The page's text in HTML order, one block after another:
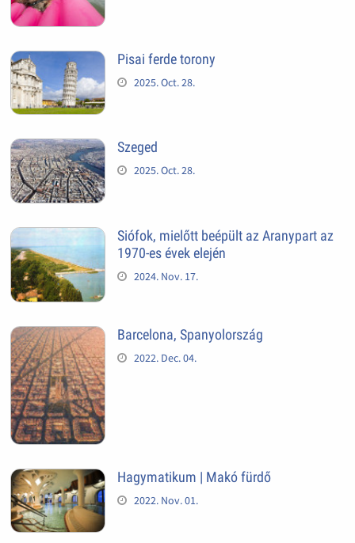
Pisai ferde torony
2025. Oct. 28.
Szeged
2025. Oct. 28.
Siófok, mielőtt beépült az Aranypart az
1970-es évek elején
2024. Nov. 17.
Barcelona, Spanyolország
2022. Dec. 04.
Hagymatikum | Makó fürdő
2022. Nov. 01.